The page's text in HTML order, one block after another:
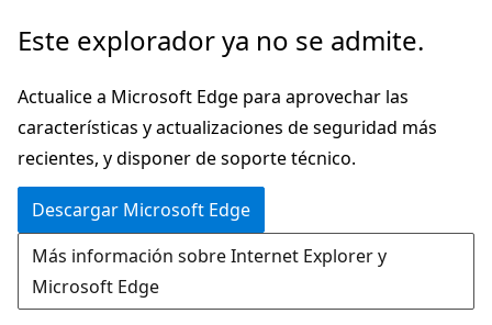
Ir
contenido
principal
Este explorador ya no se admite.
Actualice a Microsoft Edge para aprovechar las
características y actualizaciones de seguridad más
recientes, y disponer de soporte técnico.
Descargar Microsoft Edge
Más información sobre Internet Explorer y
Microsoft Edge